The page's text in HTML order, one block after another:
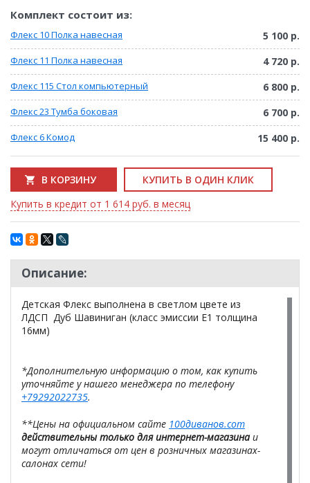
Комплект состоит из:
Флекс 10 Полка навесная 5 100 р.
Флекс 11 Полка навесная 4 720 р.
Флекс 115 Стол компьютерный 6 800 р.
Флекс 23 Тумба боковая 6 700 р.
Флекс 6 Комод 15 400 р.
В КОРЗИНУ
КУПИТЬ В ОДИН КЛИК
Купить в кредит от 1 614 руб. в месяц
Описание:
Детская Флекс выполнена в светлом цвете из
ЛДСП Дуб Шавиниган (класс эмиссии Е1 толщина
16мм)
*Дополнительную информацию о том, как купить
уточняйте у нашего менеджера по телефону
+79292022735.
**Цены на официальном сайте 100диванов.com
действительны только для интернет-магазинаи
могут отличаться от цен в розничных магазинах-
салонах сети!